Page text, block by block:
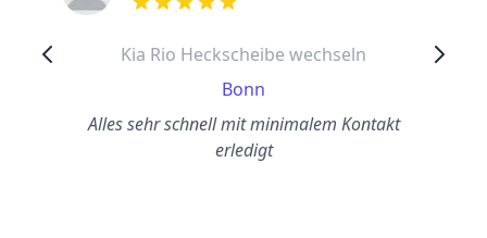
out of 5 stars
Kia Rio Heckscheibe wechseln
Bonn
Alles sehr schnell mit minimalem Kontakt
erledigt